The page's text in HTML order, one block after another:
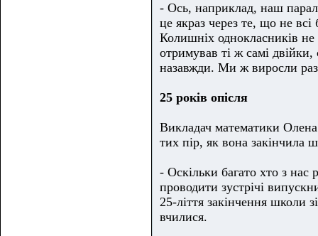
- Ось, наприклад, наш
це якраз через те, що не
Колишніх однокласників
отримував ті ж самі двійки,
назавжди. Ми ж виросли
25 років опісля
Викладач математики
тих пір, як вона закінчила
- Оскільки багато хто з нас
проводити зустрічі
25-ліття закінчення школи
вчилися.